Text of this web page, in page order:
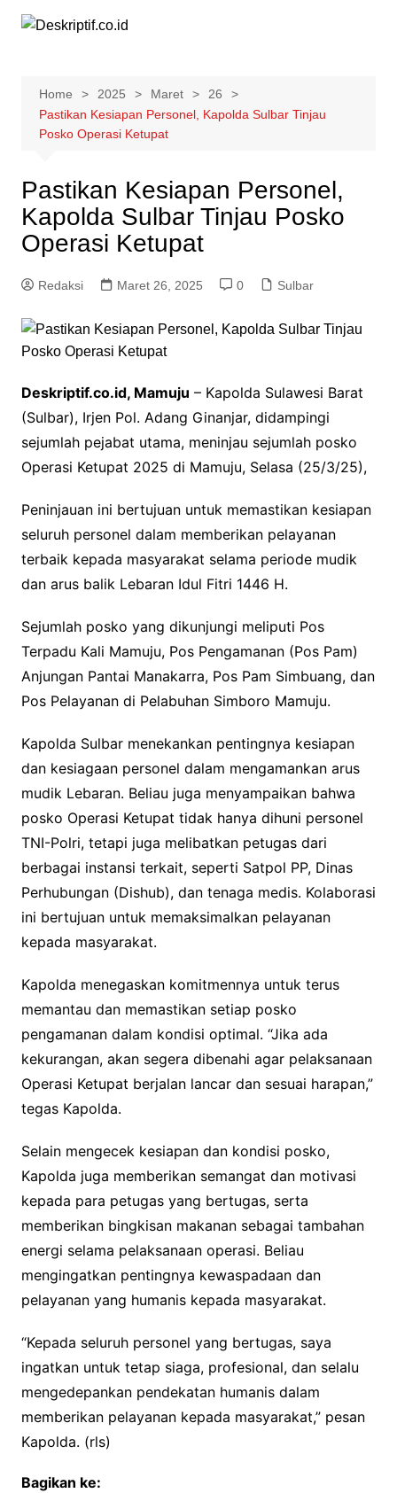
Home 2025 Maret
26
Pastikan Kesiapan Personel, Kapolda Sulbar Tinjau
Posko Operasi Ketupat
Pastikan Kesiapan Personel,
Kapolda Sulbar Tinjau Posko
Operasi Ketupat
Redaksi Maret 26, 2025 0 Sulbar
Deskriptif.co.id, Mamuju – Kapolda Sulawesi Barat
(Sulbar), Irjen Pol. Adang Ginanjar, didampingi
sejumlah pejabat utama, meninjau sejumlah posko
Operasi Ketupat 2025 di Mamuju, Selasa (25/3/25),
Peninjauan ini bertujuan untuk memastikan kesiapan
seluruh personel dalam memberikan pelayanan
terbaik kepada masyarakat selama periode mudik
dan arus balik Lebaran Idul Fitri 1446 H.
Sejumlah posko yang dikunjungi meliputi Pos
Terpadu Kali Mamuju, Pos Pengamanan (Pos Pam)
Anjungan Pantai Manakarra, Pos Pam Simbuang, dan
Pos Pelayanan di Pelabuhan Simboro Mamuju.
Kapolda Sulbar menekankan pentingnya kesiapan
dan kesiagaan personel dalam mengamankan arus
mudik Lebaran. Beliau juga menyampaikan bahwa
posko Operasi Ketupat tidak hanya dihuni personel
TNI-Polri, tetapi juga melibatkan petugas dari
berbagai instansi terkait, seperti Satpol PP, Dinas
Perhubungan (Dishub), dan tenaga medis. Kolaborasi
ini bertujuan untuk memaksimalkan pelayanan
kepada masyarakat.
Kapolda menegaskan komitmennya untuk terus
memantau dan memastikan setiap posko
pengamanan dalam kondisi optimal. “Jika ada
kekurangan, akan segera dibenahi agar pelaksanaan
Operasi Ketupat berjalan lancar dan sesuai harapan,”
tegas Kapolda.
Selain mengecek kesiapan dan kondisi posko,
Kapolda juga memberikan semangat dan motivasi
kepada para petugas yang bertugas, serta
memberikan bingkisan makanan sebagai tambahan
energi selama pelaksanaan operasi. Beliau
mengingatkan pentingnya kewaspadaan dan
pelayanan yang humanis kepada masyarakat.
“Kepada seluruh personel yang bertugas, saya
ingatkan untuk tetap siaga, profesional, dan selalu
mengedepankan pendekatan humanis dalam
memberikan pelayanan kepada masyarakat,” pesan
Kapolda. (rls)
Bagikan ke: